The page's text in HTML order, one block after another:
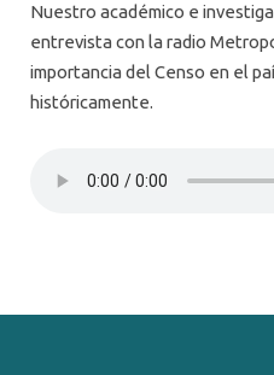
Nuestro académico e
entrevista con la radio
importancia del Censo en el
históricamente.